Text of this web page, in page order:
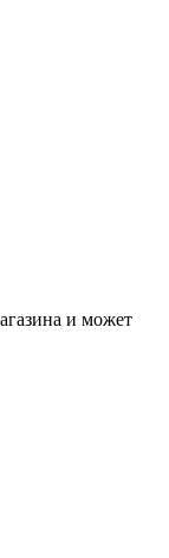
и может